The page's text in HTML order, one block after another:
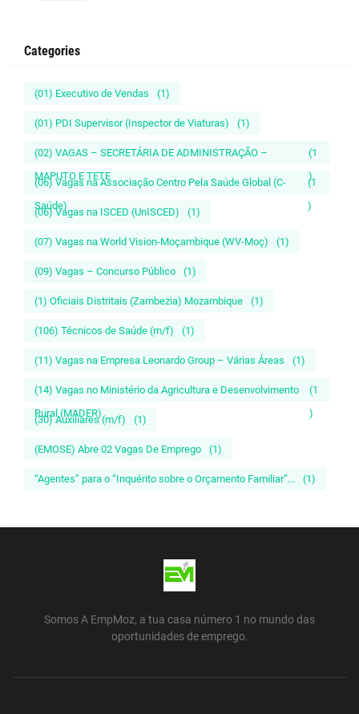
Categories
(01) Executivo de Vendas (1)
(01) PDI Supervisor (Inspector de Viaturas) (1)
(02) VAGAS – SECRETÁRIA DE ADMINISTRAÇÃO –
MAPUTO E TETE
(1
)
(06) Vagas na Associação Centro Pela Saúde Global (C-
Saúde)
(1
)
(06) Vagas na ISCED (UnISCED) (1)
(07) Vagas na World Vision-Moçambique (WV-Moç) (1)
(09) Vagas – Concurso Público (1)
(1) Oficiais Distritais (Zambezia) Mozambique (1)
(106) Técnicos de Saúde (m/f) (1)
(11) Vagas na Empresa Leonardo Group – Várias Áreas (1)
(14) Vagas no Ministério da Agricultura e Desenvolvimento
Rural (MADER)
(1
)
(30) Auxiliares (m/f) (1)
(EMOSE) Abre 02 Vagas De Emprego (1)
“Agentes” para o “Inquérito sobre o Orçamento Familiar”... (1)
Somos A EmpMoz, a tua casa número 1 no mundo das
oportunidades de emprego.